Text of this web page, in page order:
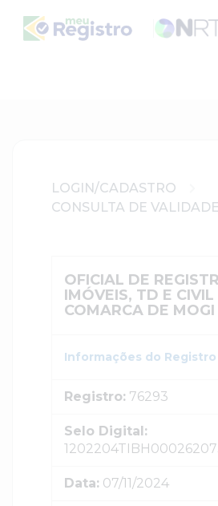
LOGIN/CADASTRO
CONSULTA DE VALIDADE
OFICIAL DE
IMÓVEIS, TD E
COMARCA DE MOGI
Informações do Registro
Registro: 76293
Selo Digital:
Data: 07/11/2024